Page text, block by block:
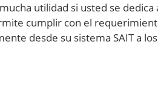
utilidad si usted se dedica
cumplir con el
desde su sistema SAIT a